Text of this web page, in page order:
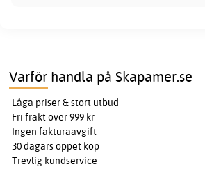
Varför handla på Skapamer.se
Låga priser & stort utbud
Fri frakt över 999 kr
Ingen fakturaavgift
30 dagars öppet köp
Trevlig kundservice